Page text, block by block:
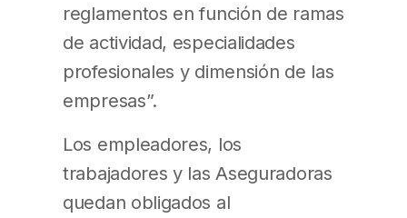
reglamentos en función de ramas
de actividad, especialidades
profesionales y dimensión de las
empresas”.
Los empleadores, los
trabajadores y las Aseguradoras
quedan obligados al